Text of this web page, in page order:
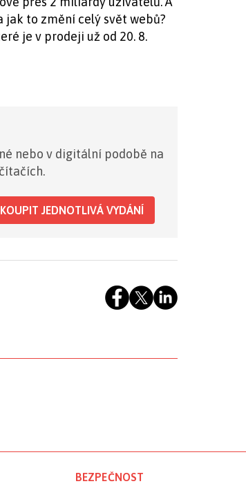
jak to změní celý svět webů?
je v prodeji už od 20. 8.
nebo v digitální podobě na
KOUPIT JEDNOTLIVÁ VYDÁNÍ
BEZPEČNOST